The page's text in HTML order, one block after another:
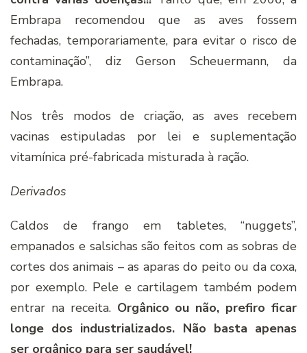
Embrapa recomendou que as aves fossem
fechadas, temporariamente, para evitar o risco de
contaminação”, diz Gerson Scheuermann, da
Embrapa.
Nos três modos de criação, as aves recebem
vacinas estipuladas por lei e suplementação
vitamínica pré-fabricada misturada à ração.
Derivados
Caldos de frango em tabletes, “nuggets”,
empanados e salsichas são feitos com as sobras de
cortes dos animais – as aparas do peito ou da coxa,
por exemplo. Pele e cartilagem também podem
entrar na receita. Orgânico ou não, prefiro ficar
longe dos industrializados. Não basta apenas
ser orgânico para ser saudável!